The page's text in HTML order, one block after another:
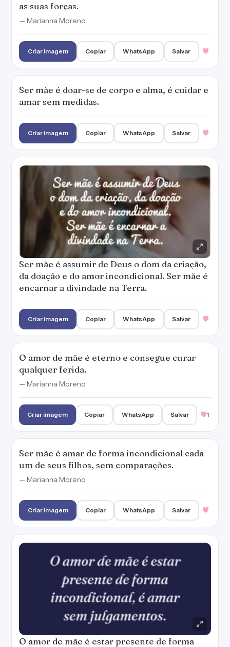
as suas forças.
— Marianna Moreno
Criar imagem Copiar WhatsApp Salvar
Ser mãe é doar-se de corpo e alma, é cuidar e
amar sem medidas.
Criar imagem Copiar WhatsApp Salvar
Ser mãe é assumir de Deus o dom da criação,
da doação e do amor incondicional. Ser mãe é
encarnar a divindade na Terra.
Criar imagem Copiar WhatsApp Salvar
O amor de mãe é eterno e consegue curar
qualquer ferida.
— Marianna Moreno
Criar imagem Copiar WhatsApp Salvar 1
Ser mãe é amar de forma incondicional cada
um de seus filhos, sem comparações.
— Marianna Moreno
Criar imagem Copiar WhatsApp Salvar
O amor de mãe é estar presente de forma